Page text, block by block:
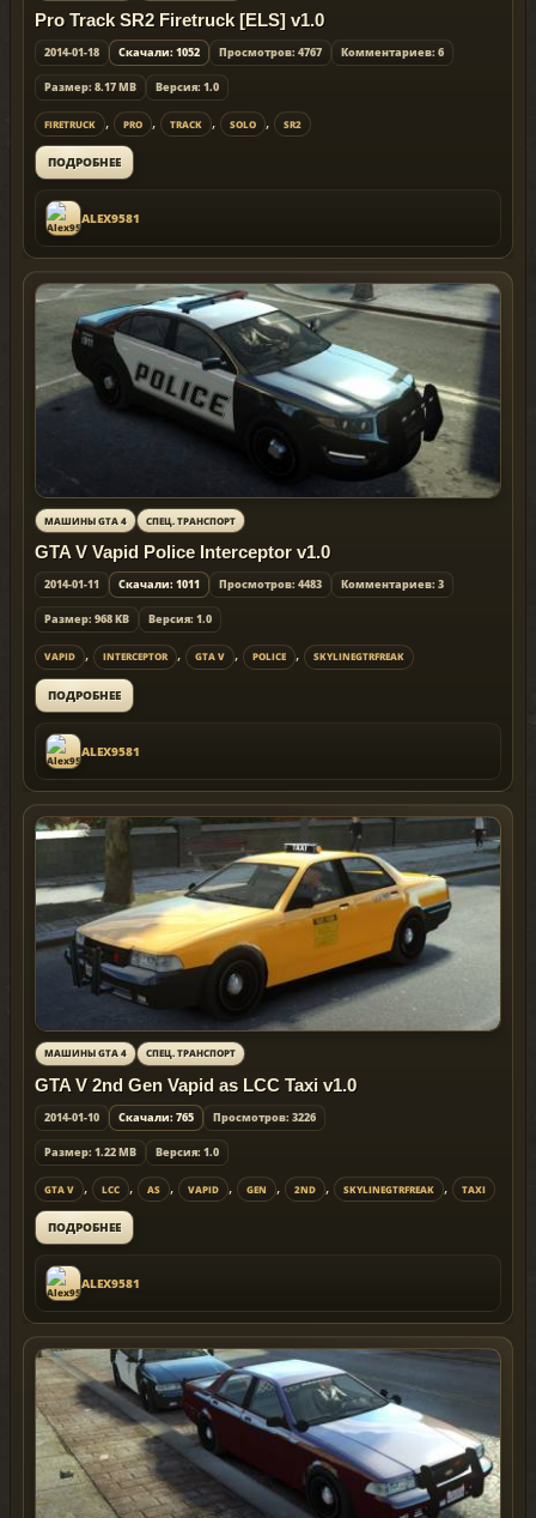
Pro Track SR2 Firetruck [ELS] v1.0
2014-01-18 Скачали: 1052 Просмотров: 4767 Комментариев: 6
Размер: 8.17 MB Версия: 1.0
FIRETRUCK , PRO , TRACK , SOLO , SR2
ПОДРОБНЕЕ
ALEX9581
МАШИНЫ GTA 4 СПЕЦ. ТРАНСПОРТ
GTA V Vapid Police Interceptor v1.0
2014-01-11 Скачали: 1011 Просмотров: 4483 Комментариев: 3
Размер: 968 KB Версия: 1.0
VAPID , INTERCEPTOR , GTA V , POLICE , SKYLINEGTRFREAK
ПОДРОБНЕЕ
ALEX9581
МАШИНЫ GTA 4 СПЕЦ. ТРАНСПОРТ
GTA V 2nd Gen Vapid as LCC Taxi v1.0
2014-01-10 Скачали: 765 Просмотров: 3226
Размер: 1.22 MB Версия: 1.0
GTA V , LCC , AS , VAPID , GEN , 2ND , SKYLINEGTRFREAK , TAXI
ПОДРОБНЕЕ
ALEX9581